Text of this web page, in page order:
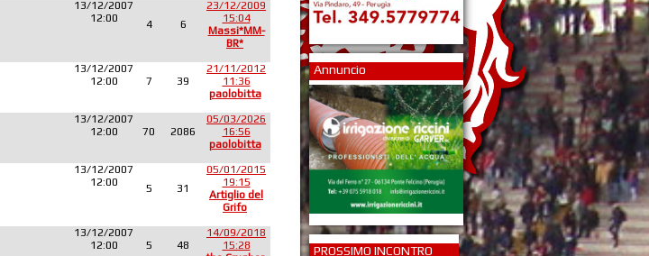
13/12/2007
12:00
4 6
23/12/2009
15:04
Massi*MM-
BR*
13/12/2007
12:00
7 39
21/11/2012
11:36
paolobitta
13/12/2007
12:00
70 2086
05/03/2026
16:56
paolobitta
13/12/2007
12:00
5 31
05/01/2015
19:15
Artiglio del
Grifo
13/12/2007
12:00
5 48
14/09/2018
15:28
Annuncio
PROSSIMO INCONTRO